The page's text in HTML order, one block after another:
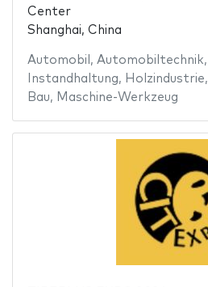
Center
Shanghai, China
Automobil , Automobiltechnik,
Instandhaltung, Holzindustrie,
Bau, Maschine-Werkzeug